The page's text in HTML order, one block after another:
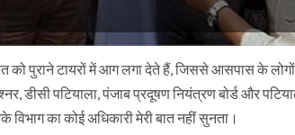
को पुराने टायरों में आग लगा देते हैं, जिससे आसपास के
डीसी पटियाला, पंजाब प्रदूषण नियंत्रण बोर्ड और
का कोई अधिकारी मेरी बात नहीं सुनता।